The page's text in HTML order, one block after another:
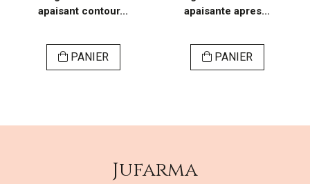
apaisant contour...
PANIER
apaisante apres...
PANIER
Jufarma